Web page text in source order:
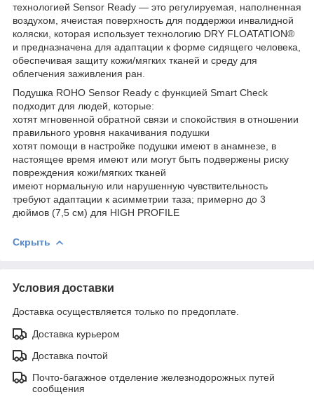
технологией Sensor Ready — это регулируемая, наполненная
воздухом, ячеистая поверхность для поддержки инвалидной
коляски, которая использует технологию DRY FLOATATION®
и предназначена для адаптации к форме сидящего человека,
обеспечивая защиту кожи/мягких тканей и среду для
облегчения заживления ран.
Подушка ROHO Sensor Ready с функцией Smart Check
подходит для людей, которые:
хотят мгновенной обратной связи и спокойствия в отношении
правильного уровня накачивания подушки
хотят помощи в настройке подушки имеют в анамнезе, в
настоящее время имеют или могут быть подвержены риску
повреждения кожи/мягких тканей
имеют нормальную или нарушенную чувствительность
требуют адаптации к асимметрии таза; примерно до 3
дюймов (7,5 см) для HIGH PROFILE
Скрыть
Условия доставки
Доставка осуществляется только по предоплате.
Доставка курьером
Доставка почтой
Почто-багажное отделение железнодорожных путей
сообщения